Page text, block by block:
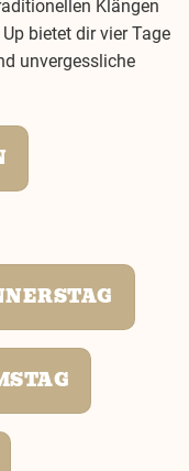
Klängen
bietet dir vier Tage
unvergessliche